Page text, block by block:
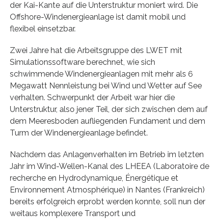
der Kai-Kante auf die Unterstruktur moniert wird. Die
Offshore-Windenergieanlage ist damit mobil und
flexibel einsetzbar.
Zwei Jahre hat die Arbeitsgruppe des LWET mit
Simulationssoftware berechnet, wie sich
schwimmende Windenergieanlagen mit mehr als 6
Megawatt Nennleistung bei Wind und Wetter auf See
verhalten. Schwerpunkt der Arbeit war hier die
Unterstruktur, also jener Teil, der sich zwischen dem auf
dem Meeresboden aufliegenden Fundament und dem
Turm der Windenergieanlage befindet.
Nachdem das Anlagenverhalten im Betrieb im letzten
Jahr im Wind-Wellen-Kanal des LHEEA (Laboratoire de
recherche en Hydrodynamique, Énergétique et
Environnement Atmosphérique) in Nantes (Frankreich)
bereits erfolgreich erprobt werden konnte, soll nun der
weitaus komplexere Transport und